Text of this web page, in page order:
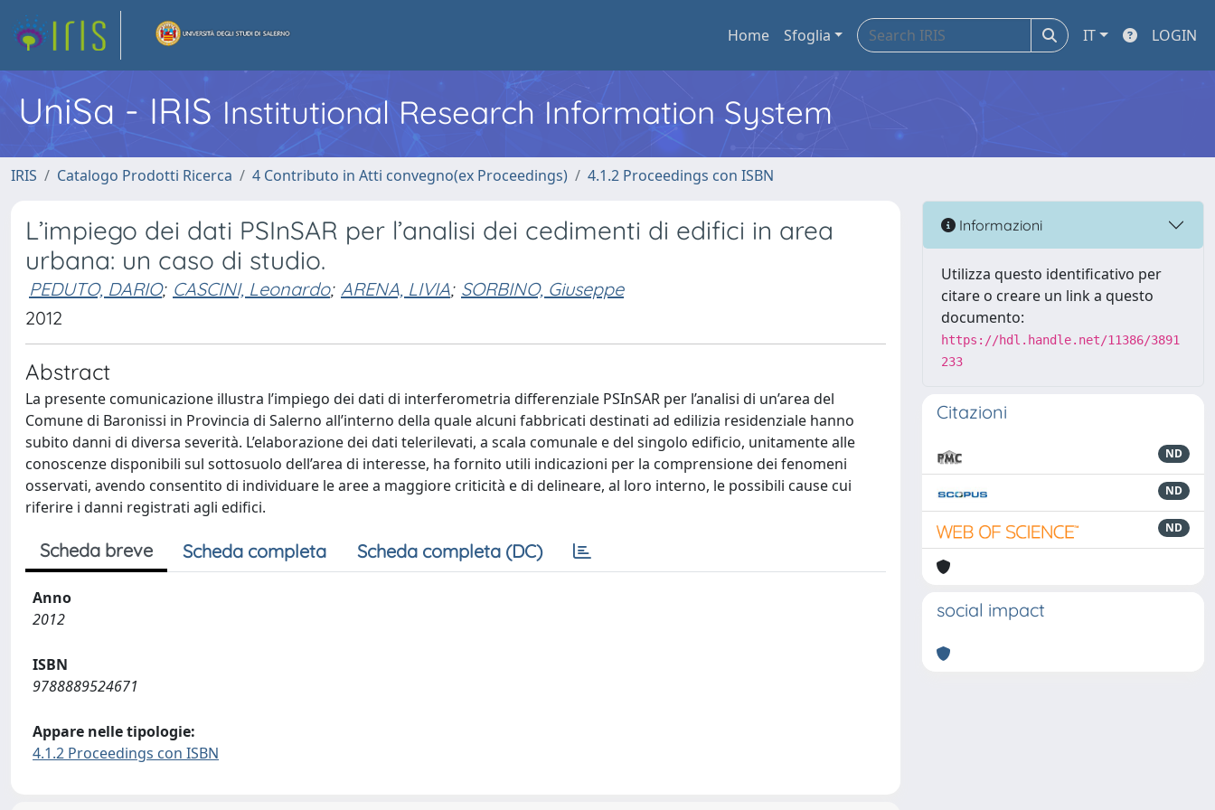
Home Sfoglia IT LOGIN
UniSa - IRIS Institutional Research Information System
IRIS Catalogo Prodotti Ricerca 4 Contributo in Atti convegno(ex Proceedings) 4.1.2 Proceedings con ISBN
L’impiego dei dati PSInSAR per l’analisi dei cedimenti di edifici in area
urbana: un caso di studio.
PEDUTO, DARIO; CASCINI, Leonardo; ARENA, LIVIA; SORBINO, Giuseppe
2012
Abstract
La presente comunicazione illustra l’impiego dei dati di interferometria differenziale PSInSAR per l’analisi di un’area del
Comune di Baronissi in Provincia di Salerno all’interno della quale alcuni fabbricati destinati ad edilizia residenziale hanno
subito danni di diversa severità. L’elaborazione dei dati telerilevati, a scala comunale e del singolo edificio, unitamente alle
conoscenze disponibili sul sottosuolo dell’area di interesse, ha fornito utili indicazioni per la comprensione dei fenomeni
osservati, avendo consentito di individuare le aree a maggiore criticità e di delineare, al loro interno, le possibili cause cui
riferire i danni registrati agli edifici.
Scheda breve Scheda completa Scheda completa (DC)
Anno
2012
ISBN
9788889524671
Appare nelle tipologie:
4.1.2 Proceedings con ISBN
Informazioni
Utilizza questo identificativo per
citare o creare un link a questo
documento:
https://hdl.handle.net/11386/3891
233
Citazioni
ND
ND
ND
social impact